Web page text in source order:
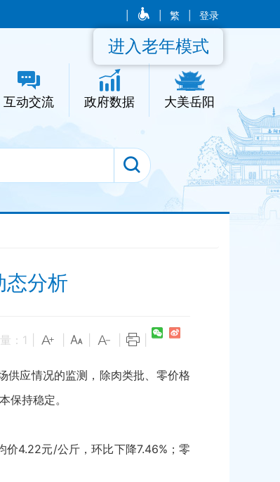
繁 登录
互动交流 政府数据 大美岳阳
进入老年模式
态分析
： 1
供应情况的监测，除肉类批、零价格
保持稳定。
价4.22元/公斤，环比下降7.46%；零